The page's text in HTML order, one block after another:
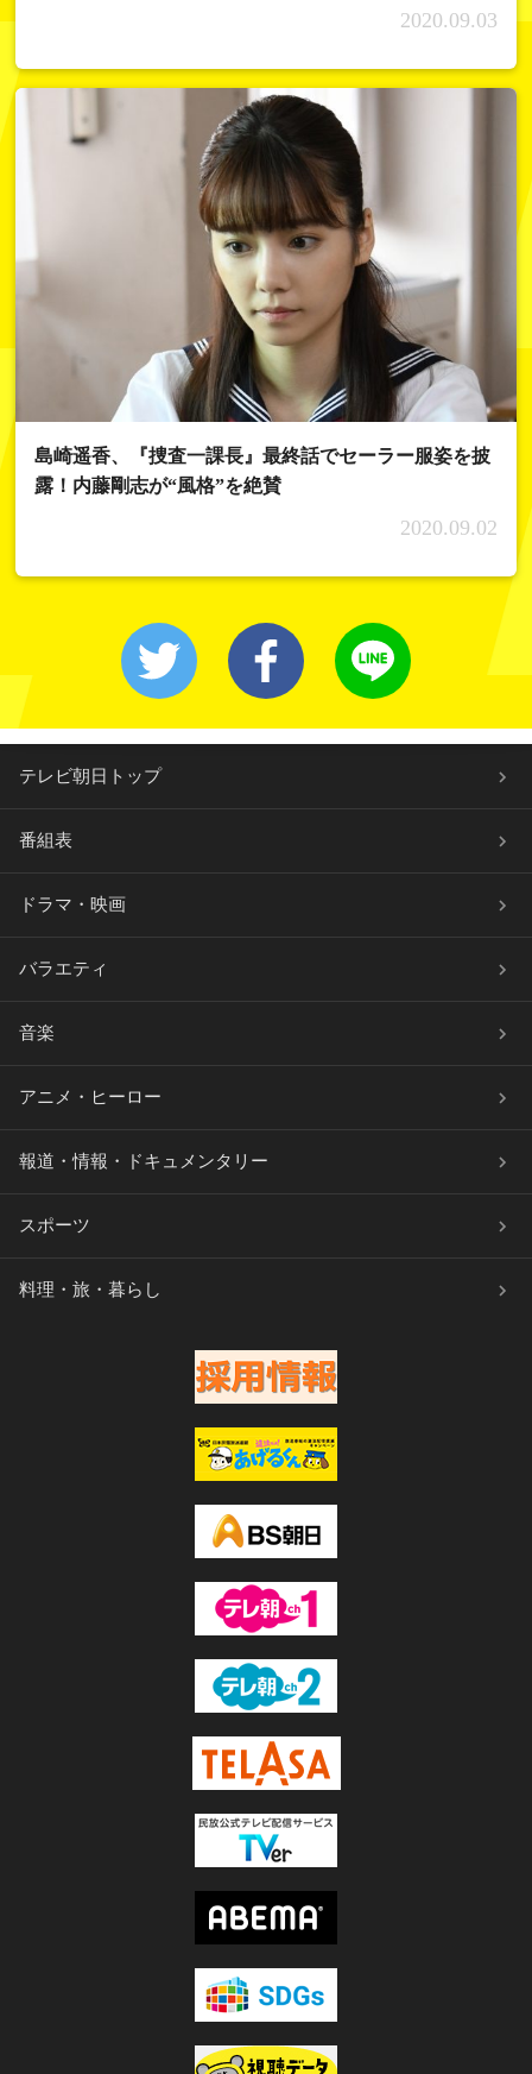
2020.09.03
島崎遥香、『捜査一課長』最終話でセーラー服姿を披
露！内藤剛志が“風格”を絶賛
2020.09.02
テレビ朝日トップ
番組表
ドラマ・映画
バラエティ
音楽
アニメ・ヒーロー
報道・情報・ドキュメンタリー
スポーツ
料理・旅・暮らし